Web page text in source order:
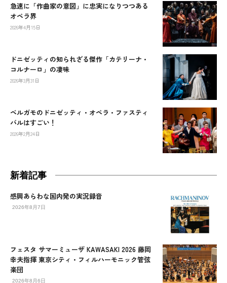
急速に「作曲家の意図」に忠実になりつつある
オペラ界
2026年4月15日
ドニゼッティの知られざる傑作「カテリーナ・
コルナーロ」の凄味
2026年3月31日
ベルガモのドニゼッティ・オペラ・ファスティ
バルはすごい！
2026年2月24日
新着記事
感興あらわな国内発の実況録音
2026年8月7日
フェスタ サマーミューザ KAWASAKI 2026 藤岡
幸夫指揮 東京シティ・フィルハーモニック管弦
楽団
2026年8月6日